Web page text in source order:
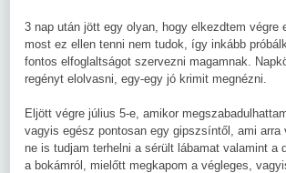
3 nap után jött egy olyan, hogy elkezdtem végre
most ez ellen tenni nem tudok, így inkább
fontos elfoglaltságot szervezni magamnak.
regényt elolvasni, egy-egy jó krimit megnézni.
Eljött végre július 5-e, amikor
vagyis egész pontosan egy gipszsíntől, ami arra
ne is tudjam terhelni a sérült lábamat valamint a
a bokámról, mielőtt megkapom a végleges,